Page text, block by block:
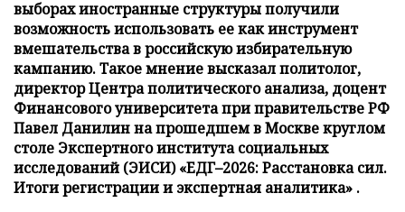
выборах иностранные структуры получили
возможность использовать ее как инструмент
вмешательства в российскую избирательную
кампанию. Такое мнение высказал политолог,
директор Центра политического анализа, доцент
Финансового университета при правительстве РФ
Павел Данилин на прошедшем в Москве круглом
столе Экспертного института социальных
исследований (ЭИСИ) «ЕДГ–2026: Расстановка сил.
Итоги регистрации и экспертная аналитика» .